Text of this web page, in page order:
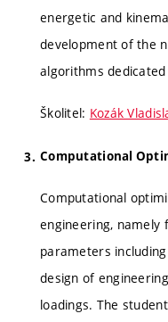
energetic and
development of the
algorithms
Školitel: Kozák
Computational
Computational
engineering,
parameters
design of
loadings. The